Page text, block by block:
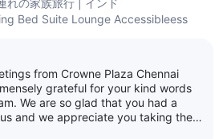
do everything we can to make it
forward to hosting you again soon.
Plaza Chennai Adyar Park
れの家族旅行
インド
Bed Suite Lounge Accessibleess
from Crowne Plaza Chennai
grateful for your kind words
We are so glad that you had a
and we appreciate you taking the
Plaza Chennai Adyar Park